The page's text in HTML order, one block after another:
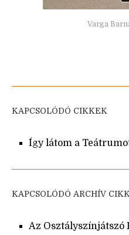
Varga
KAPCSOLÓDÓ CIKKEK
Így látom a
KAPCSOLÓDÓ ARCHÍV
Az Osztályszínjátszó